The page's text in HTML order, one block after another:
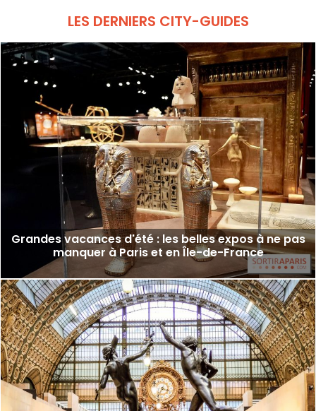
LES DERNIERS CITY-GUIDES
Grandes vacances d'été : les belles expos à ne pas
manquer à Paris et en Île-de-France